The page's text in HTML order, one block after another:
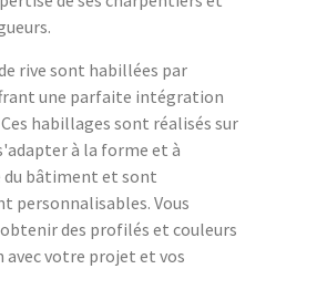
rive sont habillées par
une parfaite intégration
habillages sont réalisés sur
à la forme et à
bâtiment et sont
personnalisables. Vous
des profilés et couleurs
avec votre projet et vos